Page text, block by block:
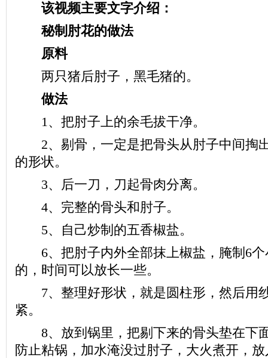
该视频主要文字介绍：
秘制肘花的做法
原料
两只猪后肘子，黑毛猪的。
做法
1、把肘子上的余毛拔干净。
2、剔骨，一定是把骨头从肘子中间掏
的形状。
3、后一刀，刀起骨肉分离。
4、完整的骨头和肘子。
5、自己炒制的五香椒盐。
6、把肘子内外全部抹上椒盐，腌制6个
的，时间可以放长一些。
7、整理好形状，就是圆柱形，然后用
紧。
8、放到锅里，把剔下来的骨头垫在下
防止粘锅，加水淹没过肘子，大火煮开，